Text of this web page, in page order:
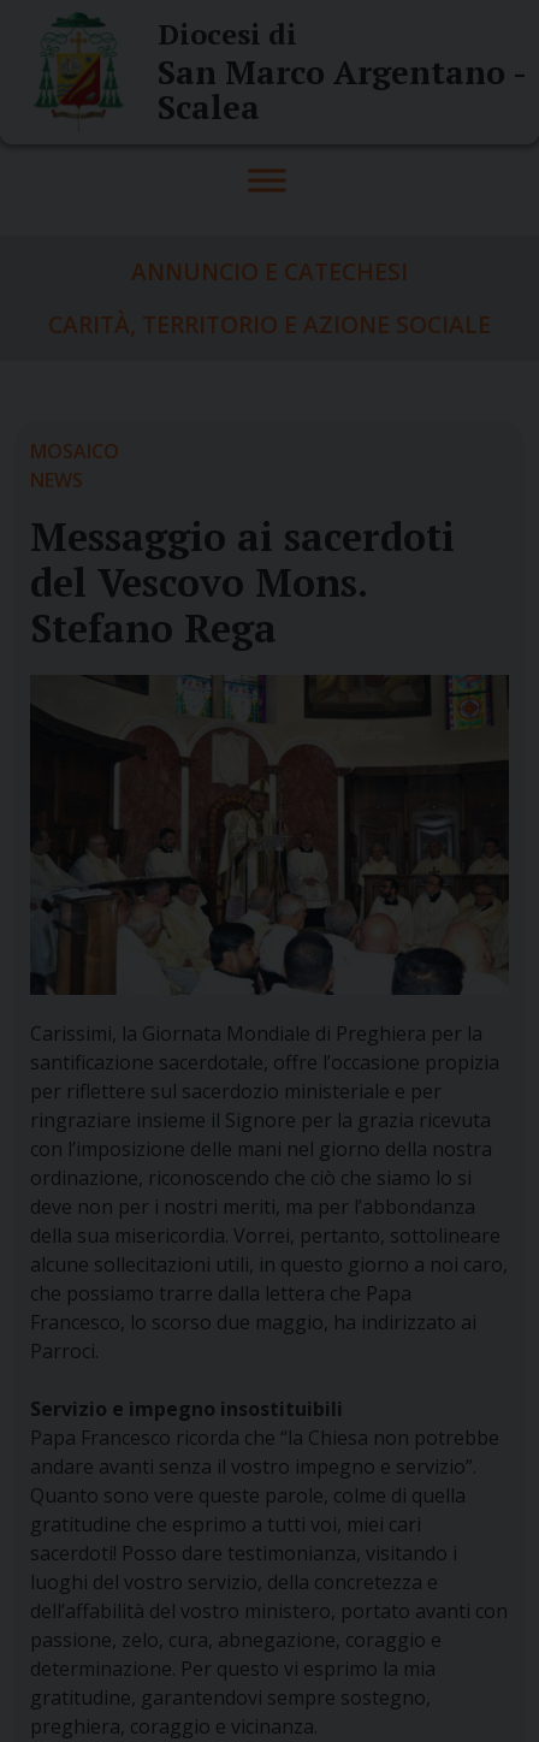
content
Diocesi di
San Marco Argentano -
Scalea
ANNUNCIO E CATECHESI
CARITÀ, TERRITORIO E AZIONE SOCIALE
MOSAICO
NEWS
Messaggio ai sacerdoti
del Vescovo Mons.
Stefano Rega
Carissimi, la Giornata Mondiale di Preghiera per la
santificazione sacerdotale, offre l’occasione propizia
per riflettere sul sacerdozio ministeriale e per
ringraziare insieme il Signore per la grazia ricevuta
con l’imposizione delle mani nel giorno della nostra
ordinazione, riconoscendo che ciò che siamo lo si
deve non per i nostri meriti, ma per l’abbondanza
della sua misericordia. Vorrei, pertanto, sottolineare
alcune sollecitazioni utili, in questo giorno a noi caro,
che possiamo trarre dalla lettera che Papa
Francesco, lo scorso due maggio, ha indirizzato ai
Parroci.
Servizio e impegno insostituibili
Papa Francesco ricorda che “la Chiesa non potrebbe
andare avanti senza il vostro impegno e servizio”.
Quanto sono vere queste parole, colme di quella
gratitudine che esprimo a tutti voi, miei cari
sacerdoti! Posso dare testimonianza, visitando i
luoghi del vostro servizio, della concretezza e
dell’affabilità del vostro ministero, portato avanti con
passione, zelo, cura, abnegazione, coraggio e
determinazione. Per questo vi esprimo la mia
gratitudine, garantendovi sempre sostegno,
preghiera, coraggio e vicinanza.